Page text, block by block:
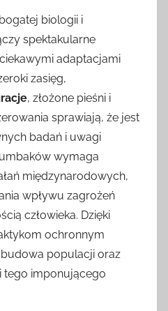
biologii i
spektakularne
adaptacjami
zasięg,
, złożone pieśni i
sprawiają, że jest
badań i uwagi
wymaga
międzynarodowych,
wpływu zagrożeń
człowieka. Dzięki
ochronnym
populacji oraz
tego imponującego